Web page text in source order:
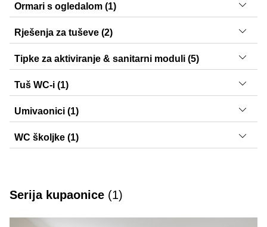
Ormari s ogledalom (1)
Selnova Square
Rješenja za tuševe (2)
CleanLine, Olona
Tipke za aktiviranje & sanitarni moduli (5)
Sigma01, Sigma10, Sigma20, Sigma30, Sigma50
Tuš WC-i (1)
AquaClean Alba
Umivaonici (1)
Selnova Square
WC školjke (1)
Serija kupaonice (1)